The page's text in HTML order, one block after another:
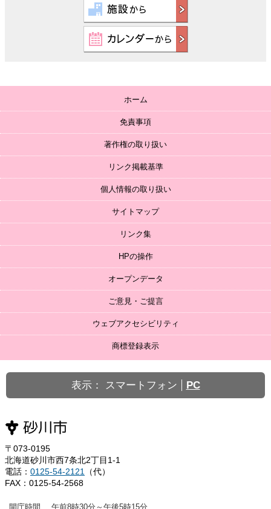
ホーム
免責事項
著作権の取り扱い
リンク掲載基準
個人情報の取り扱い
サイトマップ
リンク集
HPの操作
オープンデータ
ご意見・ご提言
ウェブアクセシビリティ
商標登録表示
表示： スマートフォン PC
〒073-0195
北海道砂川市西7条北2丁目1-1
電話： 0125-54-2121
（代）
FAX：0125-54-2568
開庁時間 午前8時30分～午後5時15分